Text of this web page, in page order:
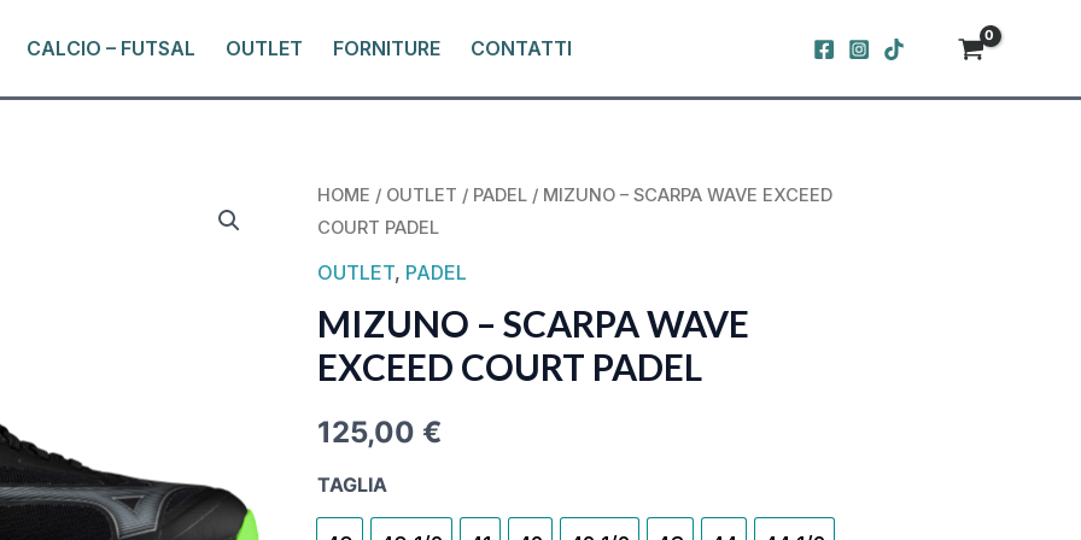
CALCIO – FUTSAL OUTLET FORNITURE CONTATTI
HOME / OUTLET / PADEL / MIZUNO – SCARPA WAVE EXCEED
COURT PADEL
OUTLET, PADEL
MIZUNO – SCARPA WAVE
EXCEED COURT PADEL
125,00 €
TAGLIA
MIZUNO
-
SCARPA
EXCEED
COURT
QUANTITY